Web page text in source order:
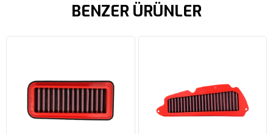
BENZER ÜRÜNLER